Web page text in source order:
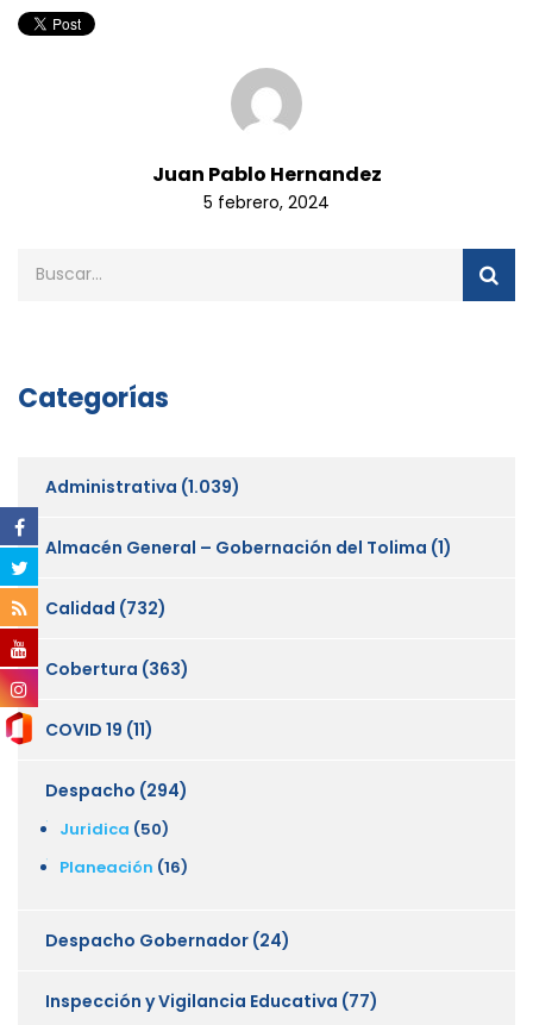
Juan Pablo Hernandez
5 febrero, 2024
Categorías
Administrativa (1.039)
Almacén General – Gobernación del Tolima (1)
Calidad (732)
Cobertura (363)
COVID 19 (11)
Despacho (294)
Juridica (50)
Planeación (16)
Despacho Gobernador (24)
Inspección y Vigilancia Educativa (77)